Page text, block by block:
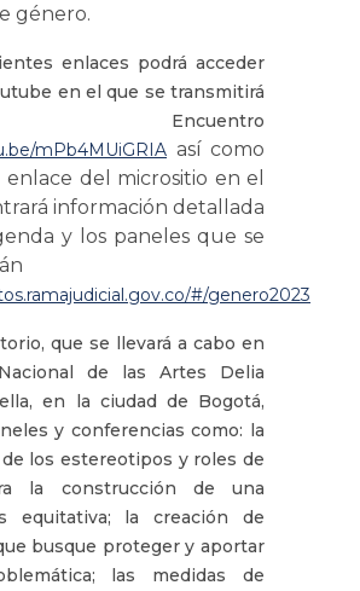
género.
enlaces podrá acceder
en el que se transmitirá
mPb4MUiGRIA así como
del micrositio en el
información detallada
y los paneles que se
#/genero2023
que se llevará a cabo en
de las Artes Delia
en la ciudad de Bogotá,
y conferencias como: la
los estereotipos y roles de
la construcción de una
equitativa; la creación de
busque proteger y aportar
las medidas de